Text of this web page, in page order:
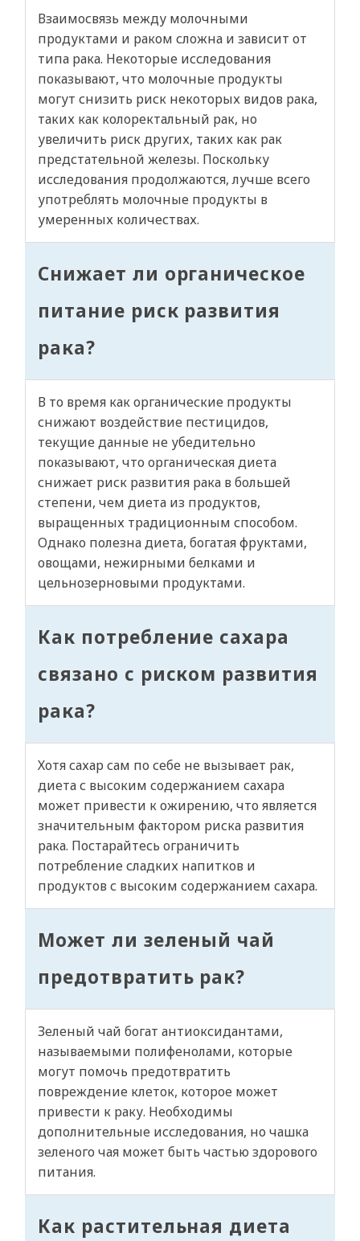
Взаимосвязь между молочными
продуктами и раком сложна и зависит от
типа рака. Некоторые исследования
показывают, что молочные продукты
могут снизить риск некоторых видов рака,
таких как колоректальный рак, но
увеличить риск других, таких как рак
предстательной железы. Поскольку
исследования продолжаются, лучше всего
употреблять молочные продукты в
умеренных количествах.
Снижает ли органическое
питание риск развития
рака?
В то время как органические продукты
снижают воздействие пестицидов,
текущие данные не убедительно
показывают, что органическая диета
снижает риск развития рака в большей
степени, чем диета из продуктов,
выращенных традиционным способом.
Однако полезна диета, богатая фруктами,
овощами, нежирными белками и
цельнозерновыми продуктами.
Как потребление сахара
связано с риском развития
рака?
Хотя сахар сам по себе не вызывает рак,
диета с высоким содержанием сахара
может привести к ожирению, что является
значительным фактором риска развития
рака. Постарайтесь ограничить
потребление сладких напитков и
продуктов с высоким содержанием сахара.
Может ли зеленый чай
предотвратить рак?
Зеленый чай богат антиоксидантами,
называемыми полифенолами, которые
могут помочь предотвратить
повреждение клеток, которое может
привести к раку. Необходимы
дополнительные исследования, но чашка
зеленого чая может быть частью здорового
питания.
Как растительная диета